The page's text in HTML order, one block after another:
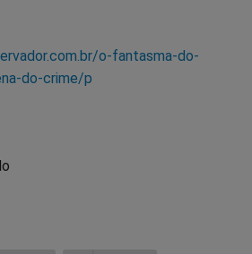
o-fantasma-do-
do-crime/p